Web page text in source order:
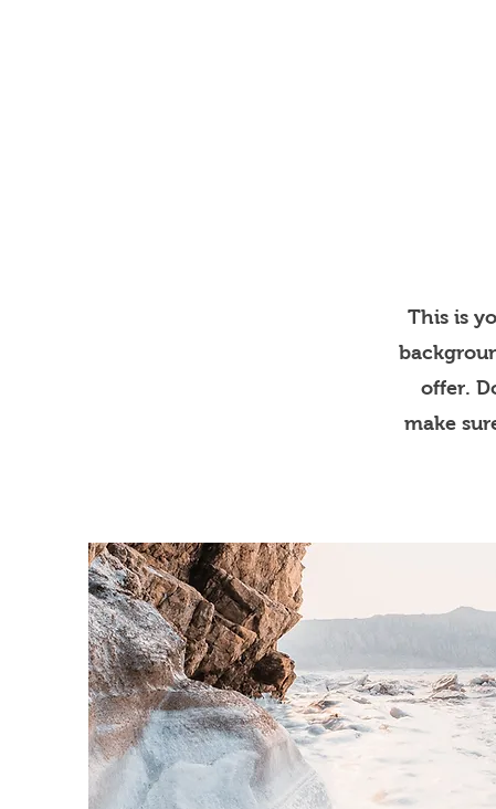
This is
offer.
make